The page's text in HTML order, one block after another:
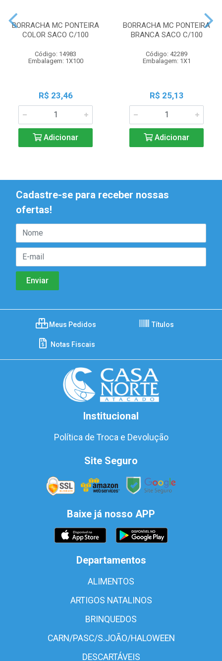
BORRACHA MC PONTEIRA
COLOR SACO C/100
Código: 14983
Embalagem: 1X100
R$ 23,46
Adicionar
BORRACHA MC PONTEIRA
BRANCA SACO C/100
Código: 42289
Embalagem: 1X1
R$ 25,13
Adicionar
Cadastre-se para receber nossas
ofertas!
Meus Pedidos Títulos
Notas Fiscais
Institucional
Política de Troca e Devolução
Site Seguro
Baixe já nosso APP
Departamentos
ALIMENTOS
ARTIGOS NATALINOS
BRINQUEDOS
CARN/PASC/S.JOÃO/HALOWEEN
DESCARTÁVEIS